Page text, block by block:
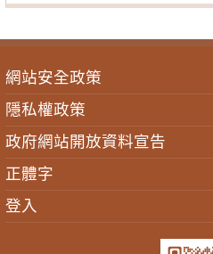
網站安全政策
隱私權政策
政府網站開放資料宣告
正體字
登入